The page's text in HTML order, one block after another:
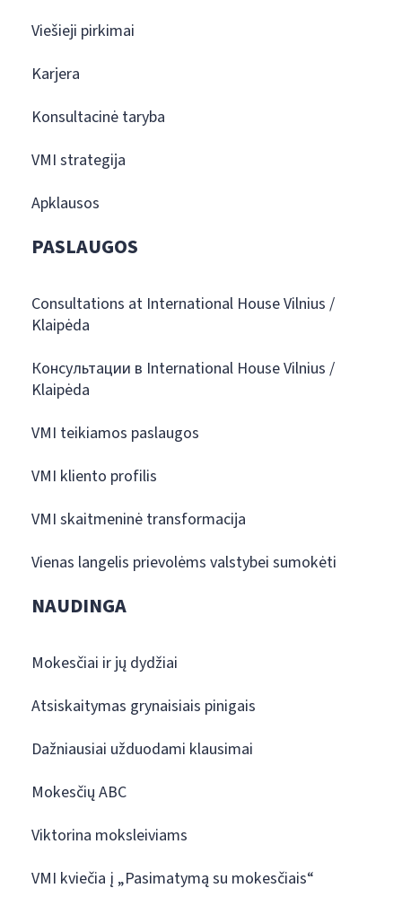
Viešieji pirkimai
Karjera
Konsultacinė taryba
VMI strategija
Apklausos
PASLAUGOS
Consultations at International House Vilnius /
Klaipėda
Консультации в International House Vilnius /
Klaipėda
VMI teikiamos paslaugos
VMI kliento profilis
VMI skaitmeninė transformacija
Vienas langelis prievolėms valstybei sumokėti
NAUDINGA
Mokesčiai ir jų dydžiai
Atsiskaitymas grynaisiais pinigais
Dažniausiai užduodami klausimai
Mokesčių ABC
Viktorina moksleiviams
VMI kviečia į „Pasimatymą su mokesčiais“